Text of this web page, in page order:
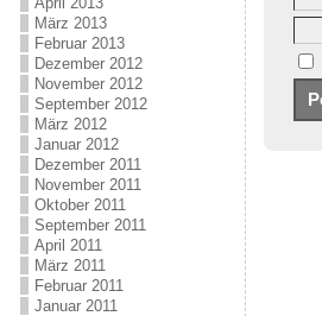
März 2013
Februar 2013
Dezember 2012
November 2012
September 2012
März 2012
Januar 2012
Dezember 2011
November 2011
Oktober 2011
September 2011
April 2011
März 2011
Februar 2011
Januar 2011